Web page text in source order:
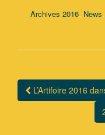
Archives 2016, News.
Navigation
L’Artifoire 2016